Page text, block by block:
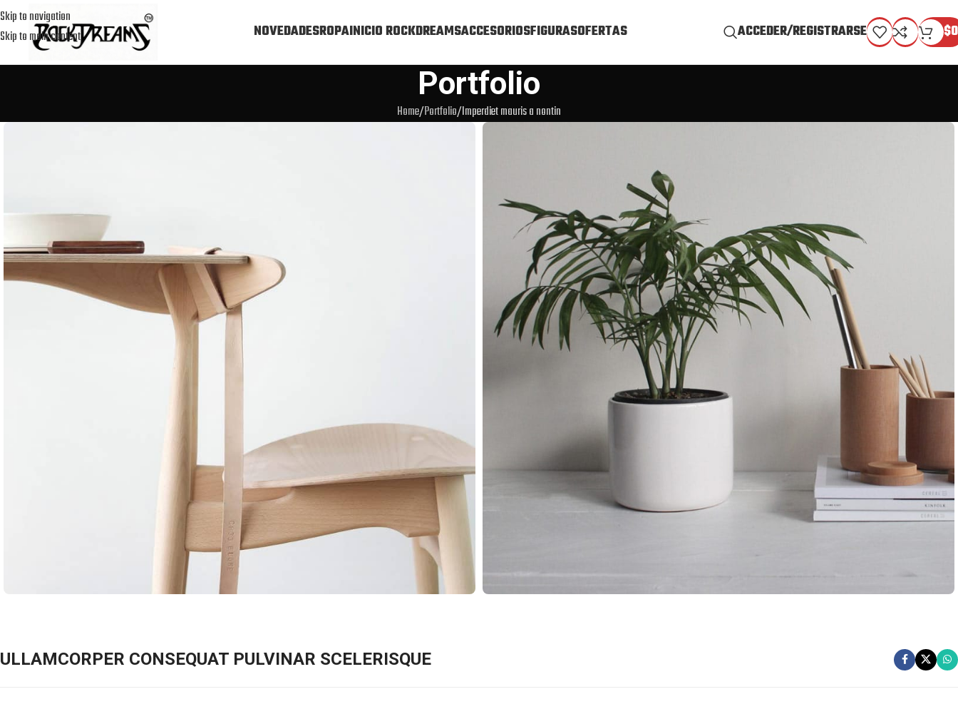
Skip to navigation
Skip to main content
NOVEDADESROPAINICIO ROCKDREAMSACCESORIOSFIGURASOFERTAS ACCEDER/REGISTRARSE $0
Portfolio
Home Portfolio Imperdiet mauris a nontin
ULLAMCORPER CONSEQUAT PULVINAR SCELERISQUE